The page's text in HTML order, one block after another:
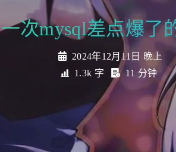
一次mysql差点爆了
2024年12月11日 晚上
1.3k 字
11 分钟